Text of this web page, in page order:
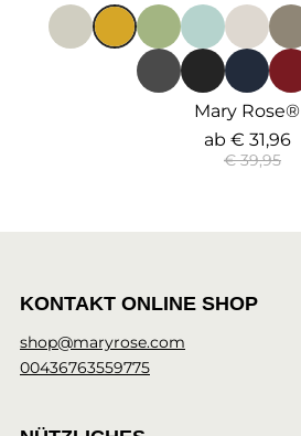
Mary Rose®
ab € 31,96
€ 39,95
KONTAKT ONLINE SHOP
shop@maryrose.com
00436763559775